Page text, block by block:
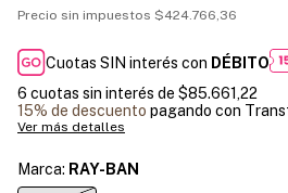
Precio sin impuestos $424.766,36
Cuotas SIN interés con DÉBITO
6 cuotas sin interés de $85.661,22
15% de descuento pagando con
Ver más detalles
Marca: RAY-BAN